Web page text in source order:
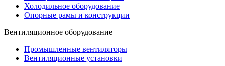
Холодильное оборудование
Опорные рамы и конструкции
Вентиляционное оборудование
Промышленные вентиляторы
Вентиляционные установки